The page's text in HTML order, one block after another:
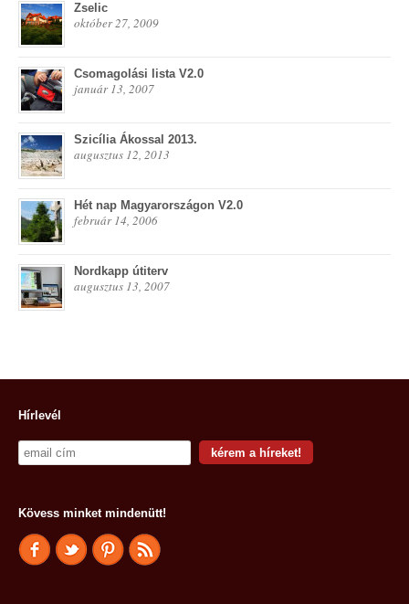
Zselic
október 27, 2009
Csomagolási lista V2.0
január 13, 2007
Szicília Ákossal 2013.
augusztus 12, 2013
Hét nap Magyarországon V2.0
február 14, 2006
Nordkapp útiterv
augusztus 13, 2007
Hírlevél
Kövess minket mindenütt!